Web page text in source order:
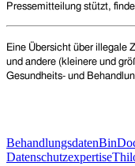
Pressemitteilung stützt,
Eine Übersicht über illegale
und andere (kleinere und
Gesundheits- und
Behandlungsdaten
Datenschutzexpertise